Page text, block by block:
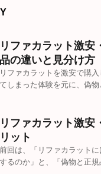
リファカラット激安
品の違いと見分け方
リファカラットを激安で購
てしまった体験を元に、偽物
リファカラット激安
リット
前回は、「リファカラット
するのか」と、「偽物と正規